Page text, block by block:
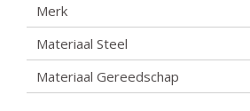
Merk
Materiaal Steel
Materiaal Gereedschap